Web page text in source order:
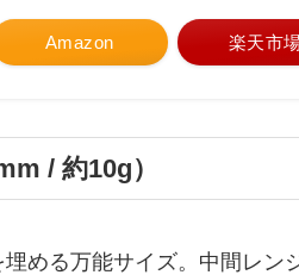
Amazon 楽天市
/ 約10g）
める万能サイズ。中間レ